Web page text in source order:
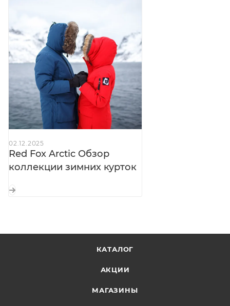
трикотажные манжеты — полная защита
запястий от холода
Снегозащитная юбка:
предотвращает
проникновение снега и ветра внутрь пальто
Регулировка объёма в пояснице:
подгонка под фигуру
Боковые разрезы:
на влагозащитных молниях с
подпланками — вентиляция и свобода движений
при необходимости
большие — легко застёгивать
и расстёгивать молнии даже в толстых перчатках
плече» — удобно носить внутри помещений
Внутренние карманы:объёмный + на молнии —
02.12.2025
Red Fox Arctic Обзор
коллекции зимних курток
КАТАЛОГ
АКЦИИ
МАГАЗИНЫ